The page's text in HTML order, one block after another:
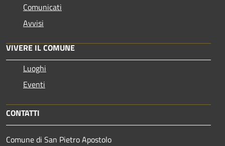
Comunicati
Avvisi
VIVERE IL COMUNE
Luoghi
Eventi
CONTATTI
Comune di San Pietro Apostolo